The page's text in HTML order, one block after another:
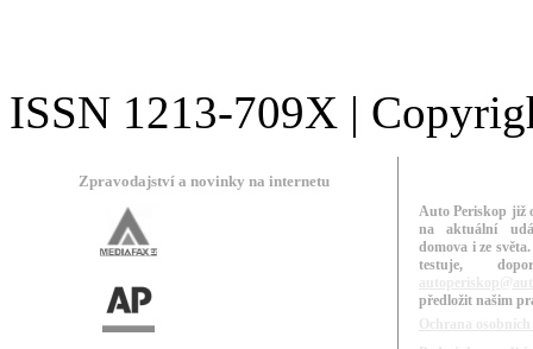
ISSN 1213-709X |
Zpravodajství a novinky na internetu
Auto Periskop již
na aktuální
domova i ze
testuje,
předložit našim